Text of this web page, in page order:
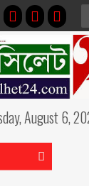
August 6,